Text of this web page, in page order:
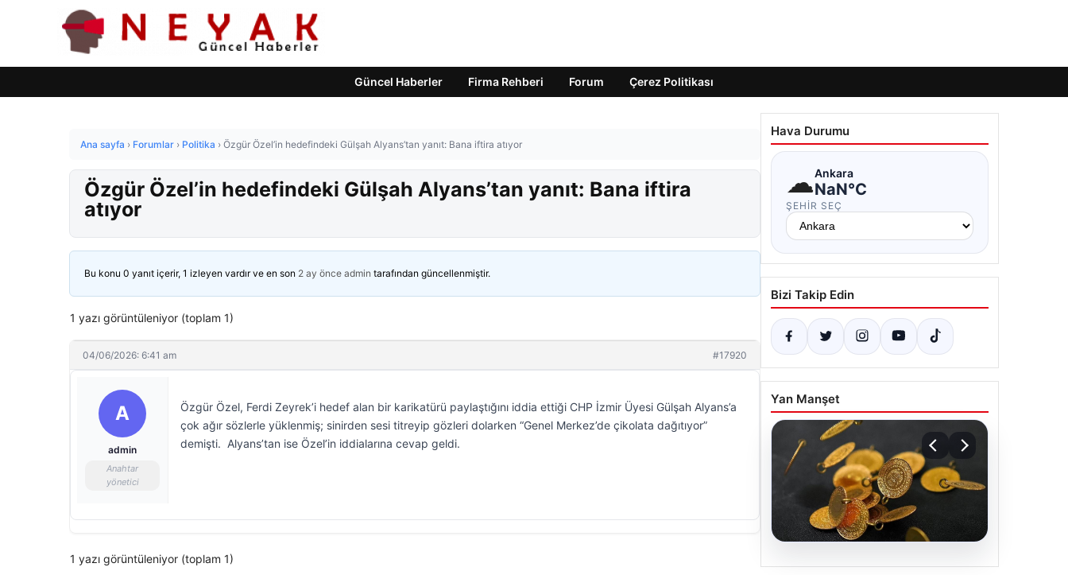
Güncel Haberler Firma Rehberi Forum Çerez Politikası
Ana sayfa › Forumlar › Politika › Özgür Özel’in hedefindeki Gülşah Alyans’tan yanıt: Bana iftira atıyor
Özgür Özel’in hedefindeki Gülşah Alyans’tan yanıt: Bana iftira
atıyor
Bu konu 0 yanıt içerir, 1 izleyen vardır ve en son 2 ay önce admin tarafından güncellenmiştir.
1 yazı görüntüleniyor (toplam 1)
04/06/2026: 6:41 am #17920
A
admin
Anahtar
yönetici
Özgür Özel, Ferdi Zeyrek’i hedef alan bir karikatürü paylaştığını iddia ettiği CHP İzmir Üyesi Gülşah Alyans’a
çok ağır sözlerle yüklenmiş; sinirden sesi titreyip gözleri dolarken “Genel Merkez’de çikolata dağıtıyor”
demişti. Alyans’tan ise Özel’in iddialarına cevap geldi.
1 yazı görüntüleniyor (toplam 1)
Hava Durumu
☁Ankara
NaN°C
ŞEHIR SEÇ
Bizi Takip Edin
Yan Manşet